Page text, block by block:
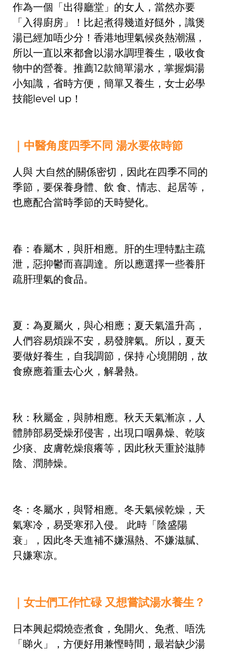
作為一個「出得廳堂」的女人，當然亦要
「入得廚房」！比起煮得幾道好餸外，識煲
湯已經加唔少分！香港地理氣候炎熱潮濕，
所以一直以來都會以湯水調理養生，吸收食
物中的營養。推薦12款簡單湯水，掌握焗湯
小知識，省時方便，簡單又養生，女士必學
技能level up！
｜中醫角度四季不同 湯水要依時節
人與 大自然的關係密切，因此在四季不同的
季節，要保養身體、飲 食、情志、起居等，
也應配合當時季節的天時變化。
春：春屬木，與肝相應。肝的生理特點主疏
泄，惡抑鬱而喜調達。所以應選擇一些養肝
疏肝理氣的食品。
夏：為夏屬火，與心相應；夏天氣溫升高，
人們容易煩躁不安，易發脾氣。所以，夏天
要做好養生，自我調節，保持 心境開朗，故
食療應着重去心火，解暑熱。
秋：秋屬金，與肺相應。秋天天氣漸凉，人
體肺部易受燥邪侵害，出現口咽鼻燥、乾咳
少痰、皮膚乾燥痕癢等，因此秋天重於滋肺
陰、潤肺燥。
冬：冬屬水，與腎相應。冬天氣候乾燥，天
氣寒冷，易受寒邪入侵。 此時「陰盛陽
衰」，因此冬天進補不嫌濕熱、不嫌滋膩、
只嫌寒凉。
｜女士們工作忙碌 又想嘗試湯水養生？
日本興起燜燒壺煮食，免開火、免煮、唔洗
「睇火」，方便好用兼慳時間，最岩缺少湯